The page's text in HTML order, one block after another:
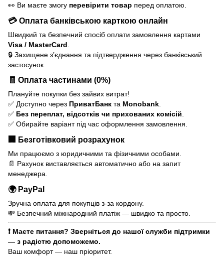
👀 Ви маєте змогу перевірити товар перед оплатою.
💳 Оплата банківською карткою онлайн
Швидкий та безпечний спосіб оплати замовлення картами
Visa / MasterCard
🔒 Захищене з’єднання та підтвердження через банківський
застосунок.
🧾 Оплата частинами (0%)
Плануйте покупки без зайвих витрат!
✅ Доступно через ПриватБанк та Monobank.
✅ Без переплат, відсотків чи прихованих комісій.
✅ Обирайте варіант під час оформлення замовлення.
🏢 Безготівковий розрахунок
Ми працюємо з юридичними та фізичними особами.
📄 Рахунок виставляється автоматично або на запит
менеджера.
🌍 PayPal
Зручна оплата для покупців з-за кордону.
💸 Безпечний міжнародний платіж — швидко та просто.
❗ Маєте питання? Зверніться до нашої служби підтримки
— з радістю допоможемо.
Ваш комфорт — наш пріоритет.